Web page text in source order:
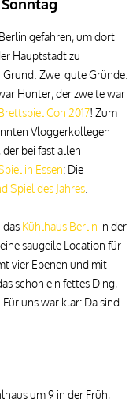
gefahren, um dort
Hauptstadt zu
Zwei gute Gründe.
Hunter, der zweite war
Con 2017! Zum
Vloggerkollegen
bei fast allen
in Essen: Die
Spiel des Jahres
Kühlhaus Berlin in der
saugeile Location für
vier Ebenen und mit
schon ein fettes Ding,
uns war klar: Da sind
um 9 in der Früh,